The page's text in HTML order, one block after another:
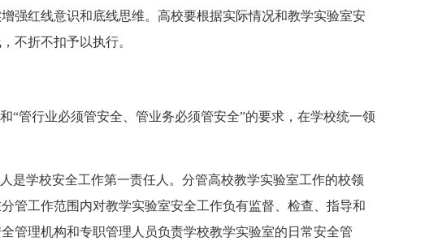
红线意识和底线思维。高校要根据实际情况和教学实验室安
不折不扣予以执行。
管行业必须管安全、管业务必须管安全”的要求，在学校统一领
学校安全工作第一责任人。分管高校教学实验室工作的校领
管工作范围内对教学实验室安全工作负有监督、检查、指导和
管理机构和专职管理人员负责学校教学实验室的日常安全管